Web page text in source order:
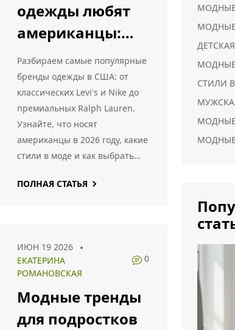
одежды любят
американцы:
рейтинг
популярных
марок и стили
2026
Разбираем самые популярные
бренды одежды в США: от
классических Levi's и Nike до
премиальных Ralph Lauren.
Узнайте, что носят
американцы в 2026 году, какие
стили в моде и как выбрать
ПОЛНАЯ СТАТЬЯ
ИЮН 19 2026
ЕКАТЕРИНА
РОМАНОВСКАЯ
0
Модные тренды
для подростков
СТИЛИ
МОДНЫЕ